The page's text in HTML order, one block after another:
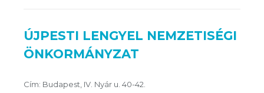
ÚJPESTI LENGYEL NEMZETISÉGI
ÖNKORMÁNYZAT
Cím: Budapest, IV. Nyár u. 40-42.